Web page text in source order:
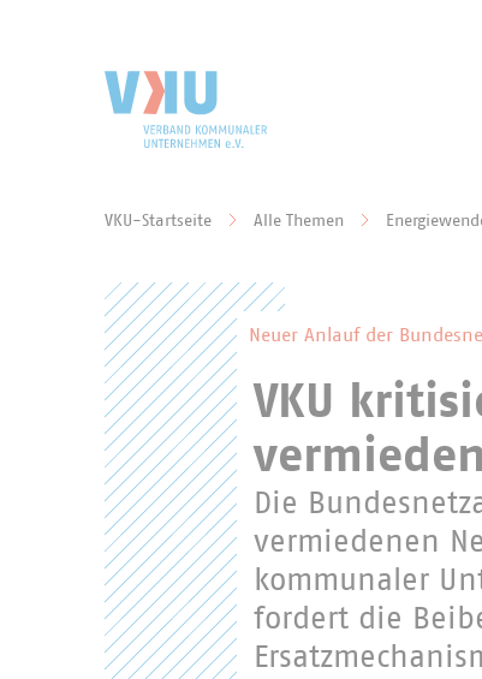
VKU-Startseite Alle Themen
Neuer Anlauf der
VKU
Die
vermiedenen
kommunaler
fordert die